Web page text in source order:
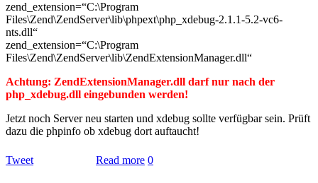
zend_extension=“C:\Program
Files\Zend\ZendServer\lib\phpext\php_xdebug-2.1.1-5.2-vc6-
nts.dll“
zend_extension=“C:\Program
Files\Zend\ZendServer\lib\ZendExtensionManager.dll“
Achtung: ZendExtensionManager.dll darf nur nach der
php_xdebug.dll eingebunden werden!
Jetzt noch Server neu starten und xdebug sollte verfügbar sein. Prüft
dazu die phpinfo ob xdebug dort auftaucht!
Tweet Read more 0